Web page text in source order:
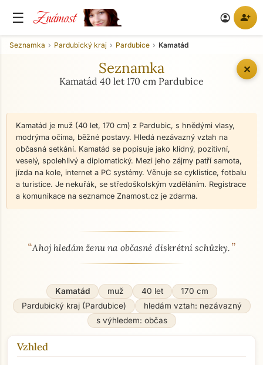
☰ Známost account_circle person_add
✕
Seznamka Pardubický kraj Pardubice Kamatád
Seznamka
Kamatád 40 let 170 cm Pardubice
Kamatád je muž (40 let, 170 cm) z Pardubic, s hnědými vlasy,
modrýma očima, běžné postavy. Hledá nezávazný vztah na
občasná setkání. Kamatád se popisuje jako klidný, pozitivní,
veselý, spolehlivý a diplomatický. Mezi jeho zájmy patří samota,
jízda na kole, internet a PC systémy. Věnuje se cyklistice, fotbalu
a turistice. Je nekuřák, se středoškolským vzděláním. Registrace
a komunikace na seznamce Znamost.cz je zdarma.
O mně - seznamka profil
“Ahoj hledám ženu na občasné diskrétní schůzky. ”
Kamatád muž 40 let
170 cm
Pardubický kraj (Pardubice)
hledám vztah: nezávazný
s výhledem: občas
Vzhled